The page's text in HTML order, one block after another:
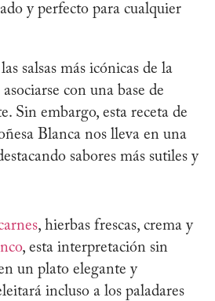
y perfecto para cualquier
salsas más icónicas de la
con una base de
Sin embargo, esta receta de
Blanca nos lleva en una
sabores más sutiles y
, hierbas frescas, crema y
, esta interpretación sin
un plato elegante y
incluso a los paladares